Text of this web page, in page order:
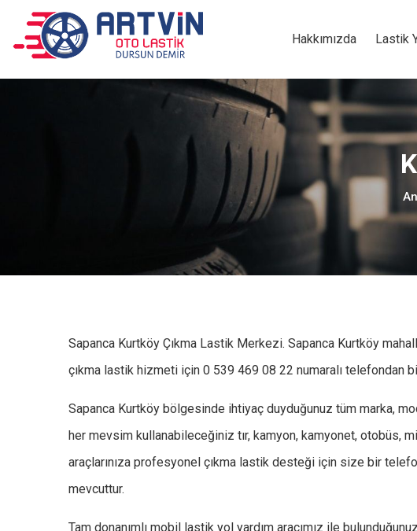
Hakkımızda Lastik
Sapanca Kurtköy Çıkma Lastik Merkezi. Sapanca Kurtköy
çıkma lastik hizmeti için 0 539 469 08 22 numaralı telefondan
Sapanca Kurtköy bölgesinde ihtiyaç duyduğunuz tüm marka,
her mevsim kullanabileceğiniz tır, kamyon, kamyonet, otobüs,
araçlarınıza profesyonel çıkma lastik desteği için size bir
mevcuttur.
Tam donanımlı mobil lastik yol yardım aracımız ile